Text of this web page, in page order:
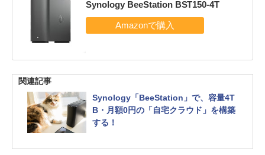
Synology BeeStation BST150-4T
関連記事
Synology「BeeStation」で、容量4T
B・月額0円の「自宅クラウド」を構築
する！